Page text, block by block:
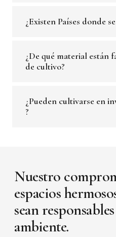
¿Existen Países donde
¿De qué material están
de cultivo?
¿Pueden cultivarse en
?
Nuestro
espacios
sean
ambiente.